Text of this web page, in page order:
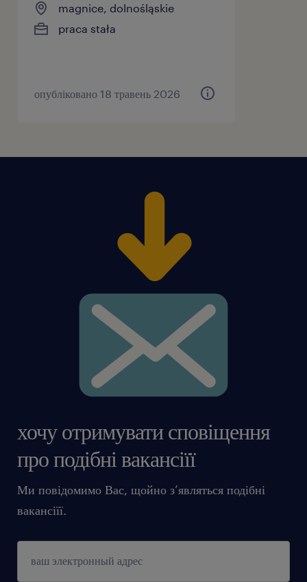
magnice, dolnośląskie
praca stała
опубліковано 18 травень 2026
хочу отримувати сповіщення
про подібні вакансіїї
Ми повідомимо Вас, щойно з’являться подібні
вакансіїї.